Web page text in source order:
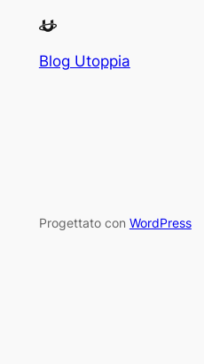
Blog Utoppia
Progettato con WordPress